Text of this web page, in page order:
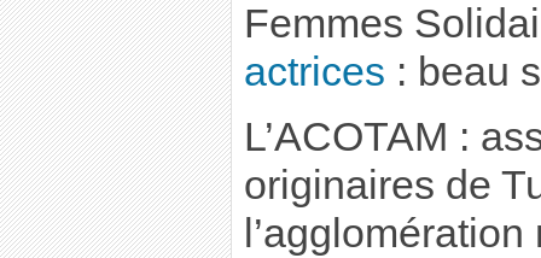
Femmes
actrices : beau
L’ACOTAM :
originaires de